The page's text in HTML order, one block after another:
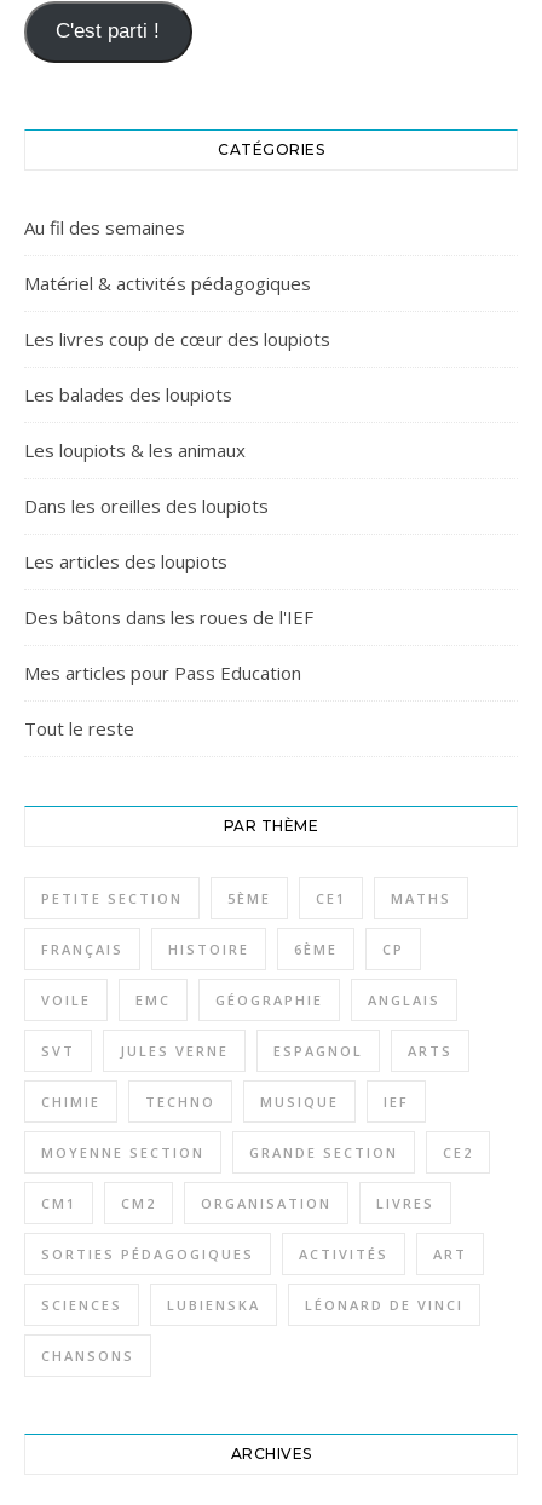
C'est parti !
CATÉGORIES
Au fil des semaines
Matériel & activités pédagogiques
Les livres coup de cœur des loupiots
Les balades des loupiots
Les loupiots & les animaux
Dans les oreilles des loupiots
Les articles des loupiots
Des bâtons dans les roues de l'IEF
Mes articles pour Pass Education
Tout le reste
PAR THÈME
PETITE SECTION 5ÈME CE1 MATHS
FRANÇAIS HISTOIRE 6ÈME CP
VOILE EMC GÉOGRAPHIE ANGLAIS
SVT JULES VERNE ESPAGNOL ARTS
CHIMIE TECHNO MUSIQUE IEF
MOYENNE SECTION GRANDE SECTION CE2
CM1 CM2 ORGANISATION LIVRES
SORTIES PÉDAGOGIQUES ACTIVITÉS ART
SCIENCES LUBIENSKA LÉONARD DE VINCI
CHANSONS
ARCHIVES